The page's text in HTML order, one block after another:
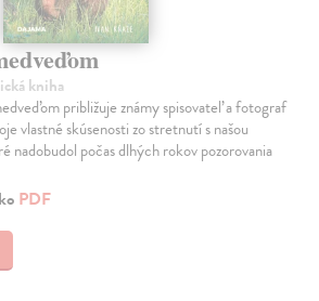
kniha
približuje známy spisovateľ a fotograf
vlastné skúsenosti zo stretnutí s našou
nadobudol počas dlhých rokov pozorovania
PDF